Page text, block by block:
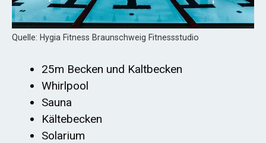
Quelle: Hygia Fitness Braunschweig Fitnessstudio
25m Becken und Kaltbecken
Whirlpool
Sauna
Kältebecken
Solarium